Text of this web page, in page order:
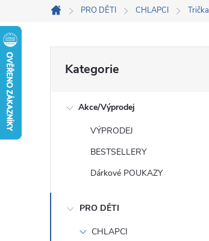
Domů
PRO DĚTI CHLAPCI Trička
kategorie
Kategorie
Akce/Výprodej
VÝPRODEJ
BESTSELLERY
Dárkové POUKAZY
PRO DĚTI
CHLAPCI